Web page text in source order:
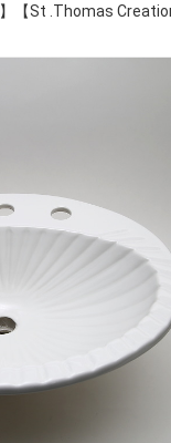
【St .Thomas